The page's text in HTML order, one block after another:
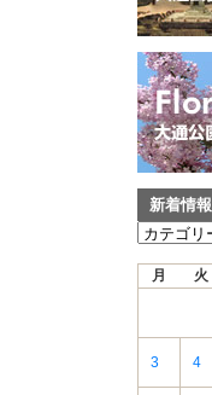
新着情報
新
月 火
3 4